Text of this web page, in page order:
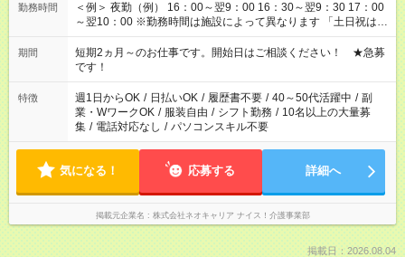
勤務時間
＜例＞ 夜勤（例） 16：00～翌9：00 16：30～翌9：30 17：00
～翌10：00 ※勤務時間は施設によって異なります 「土日祝は休
みたい」 「しっかり稼ぎたい」 「もう少し遅い時間から始めた
い」など ご希望にあったお仕事をご案内いたします。 ※未経験
の方の場合は1～2ヶ月間は日中での仕事を経験いただき、 お
仕事に慣れてからの夜勤になります。 ★家庭の都合でお休みが
必要な場合も遠慮なくご相談ください。
期間
短期2ヵ月～のお仕事です。開始日はご相談ください！ ★急募
です！
特徴 週1日からOK / 日払いOK / 履歴書不要 / 40～50代活躍中 / 副
業・WワークOK / 服装自由 / シフト勤務 / 10名以上の大量募
集 / 電話対応なし / パソコンスキル不要
気になる！ 応募する 詳細へ
掲載元企業名 株式会社ネオキャリア ナイス！介護事業部
掲載日：2026.08.04